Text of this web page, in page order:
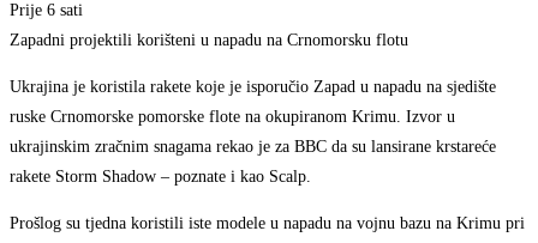
Prije 6 sati
Zapadni projektili korišteni u napadu na Crnomorsku flotu
Ukrajina je koristila rakete koje je isporučio Zapad u napadu na sjedište
ruske Crnomorske pomorske flote na okupiranom Krimu. Izvor u
ukrajinskim zračnim snagama rekao je za BBC da su lansirane krstareće
rakete Storm Shadow – poznate i kao Scalp.
Prošlog su tjedna koristili iste modele u napadu na vojnu bazu na Krimu pri